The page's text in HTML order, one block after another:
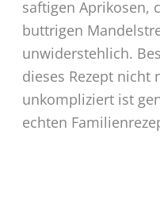
saftigen Aprikosen,
buttrigen
unwiderstehlich.
dieses Rezept nicht
unkompliziert ist
echten